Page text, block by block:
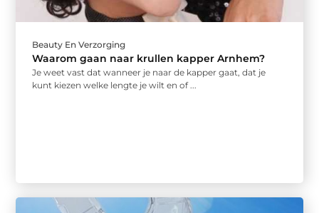
Beauty En Verzorging
Waarom gaan naar krullen kapper Arnhem?
Je weet vast dat wanneer je naar de kapper gaat, dat je
kunt kiezen welke lengte je wilt en of ...